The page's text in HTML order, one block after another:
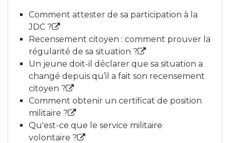
Comment attester de sa participation à la
JDC ?
Recensement citoyen : comment prouver la
régularité de sa situation ?
Un jeune doit-il déclarer que sa situation a
changé depuis qu’il a fait son recensement
citoyen ?
Comment obtenir un certificat de position
militaire ?
Qu'est-ce que le service militaire
volontaire ?